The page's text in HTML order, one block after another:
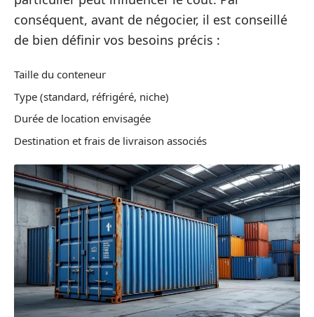
conséquent, avant de négocier, il est conseillé
de bien définir vos besoins précis :
Taille du conteneur
Type (standard, réfrigéré, niche)
Durée de location envisagée
Destination et frais de livraison associés